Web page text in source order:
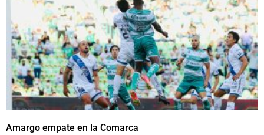
Amargo empate en la Comarca